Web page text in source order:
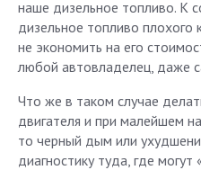
наше дизельное топливо. К
дизельное топливо
не экономить на его
любой автовладелец, даже
Что же в таком случае
двигателя и при малейшем
то черный дым или
диагностику туда, где